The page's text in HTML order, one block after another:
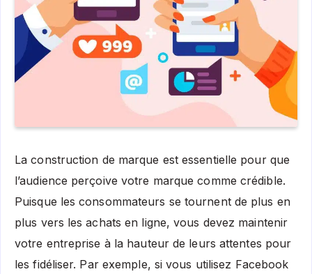
La construction de marque est essentielle pour que
l’audience perçoive votre marque comme crédible.
Puisque les consommateurs se tournent de plus en
plus vers les achats en ligne, vous devez maintenir
votre entreprise à la hauteur de leurs attentes pour
les fidéliser. Par exemple, si vous utilisez Facebook